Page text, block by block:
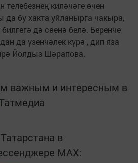
телебезнең киләчәге өчен
да бу хакта уйланырга чакыра,
дә сөенә белә. Беренче
да үзенчәлек күрә , дип яза
Йолдыз Шәрапова.
важным и интересным в
в
MАХ: